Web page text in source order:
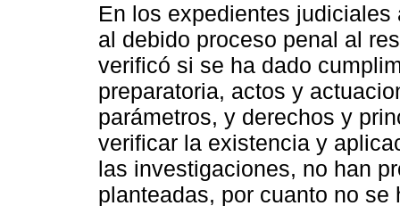
En los expedientes
al debido proceso penal al
verificó si se ha dado
preparatoria, actos y
parámetros, y derechos y
verificar la existencia y
las investigaciones, no han
planteadas, por cuanto no